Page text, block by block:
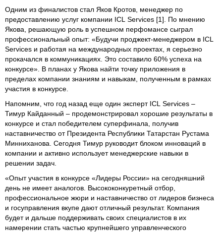
Одним из финалистов стал Яков Кротов, менеджер по
предоставлению услуг компании ICL Services [1]. По мнению
Якова, решающую роль в успешном перфомансе сыграл
профессиональный опыт: «Будучи проджект-менеджером в ICL
Services и работая на международных проектах, я серьезно
прокачался в коммуникациях. Это составило 60% успеха на
конкурсе». В планах у Якова найти точку приложения в
пределах компании знаниям и навыкам, полученным в рамках
участия в конкурсе.
Напомним, что год назад еще один эксперт ICL Services –
Тимур Кайданный – продемонстрировал хорошие результаты в
конкурсе и стал победителем суперфинала, получив
наставничество от Президента Республики Татарстан Рустама
Минниханова. Сегодня Тимур руководит блоком инноваций в
компании и активно использует менеджерские навыки в
решении задач.
«Опыт участия в конкурсе «Лидеры России» на сегодняшний
день не имеет аналогов. Высококонкуретный отбор,
профессиональное жюри и наставничество от лидеров бизнеса
и госуправления вкупе дают отличный результат. Компания
будет и дальше поддерживать своих специалистов в их
намерении стать частью крупнейшего управленческого